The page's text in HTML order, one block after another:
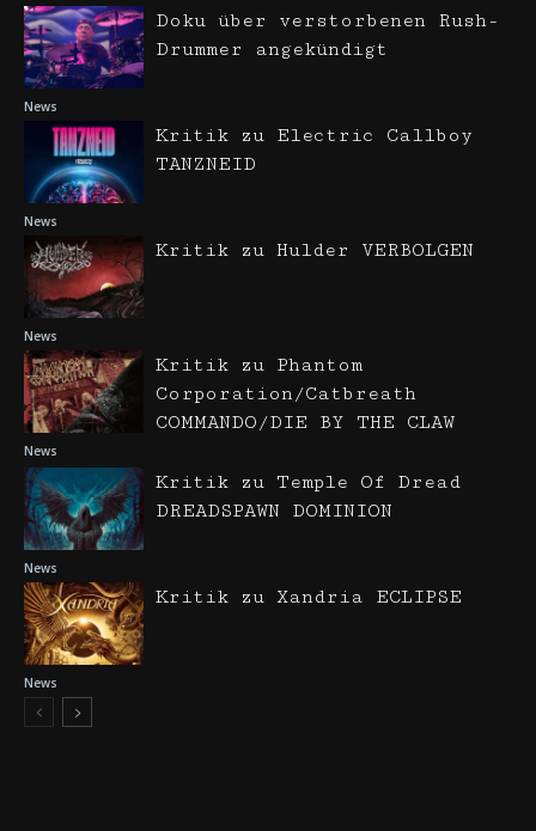
News
Doku über verstorbenen Rush-
Drummer angekündigt
News
Kritik zu Electric Callboy
TANZNEID
News
Kritik zu Hulder VERBOLGEN
News
Kritik zu Phantom
Corporation/Catbreath
COMMANDO/DIE BY THE CLAW
News
Kritik zu Temple Of Dread
DREADSPAWN DOMINION
News
Kritik zu Xandria ECLIPSE